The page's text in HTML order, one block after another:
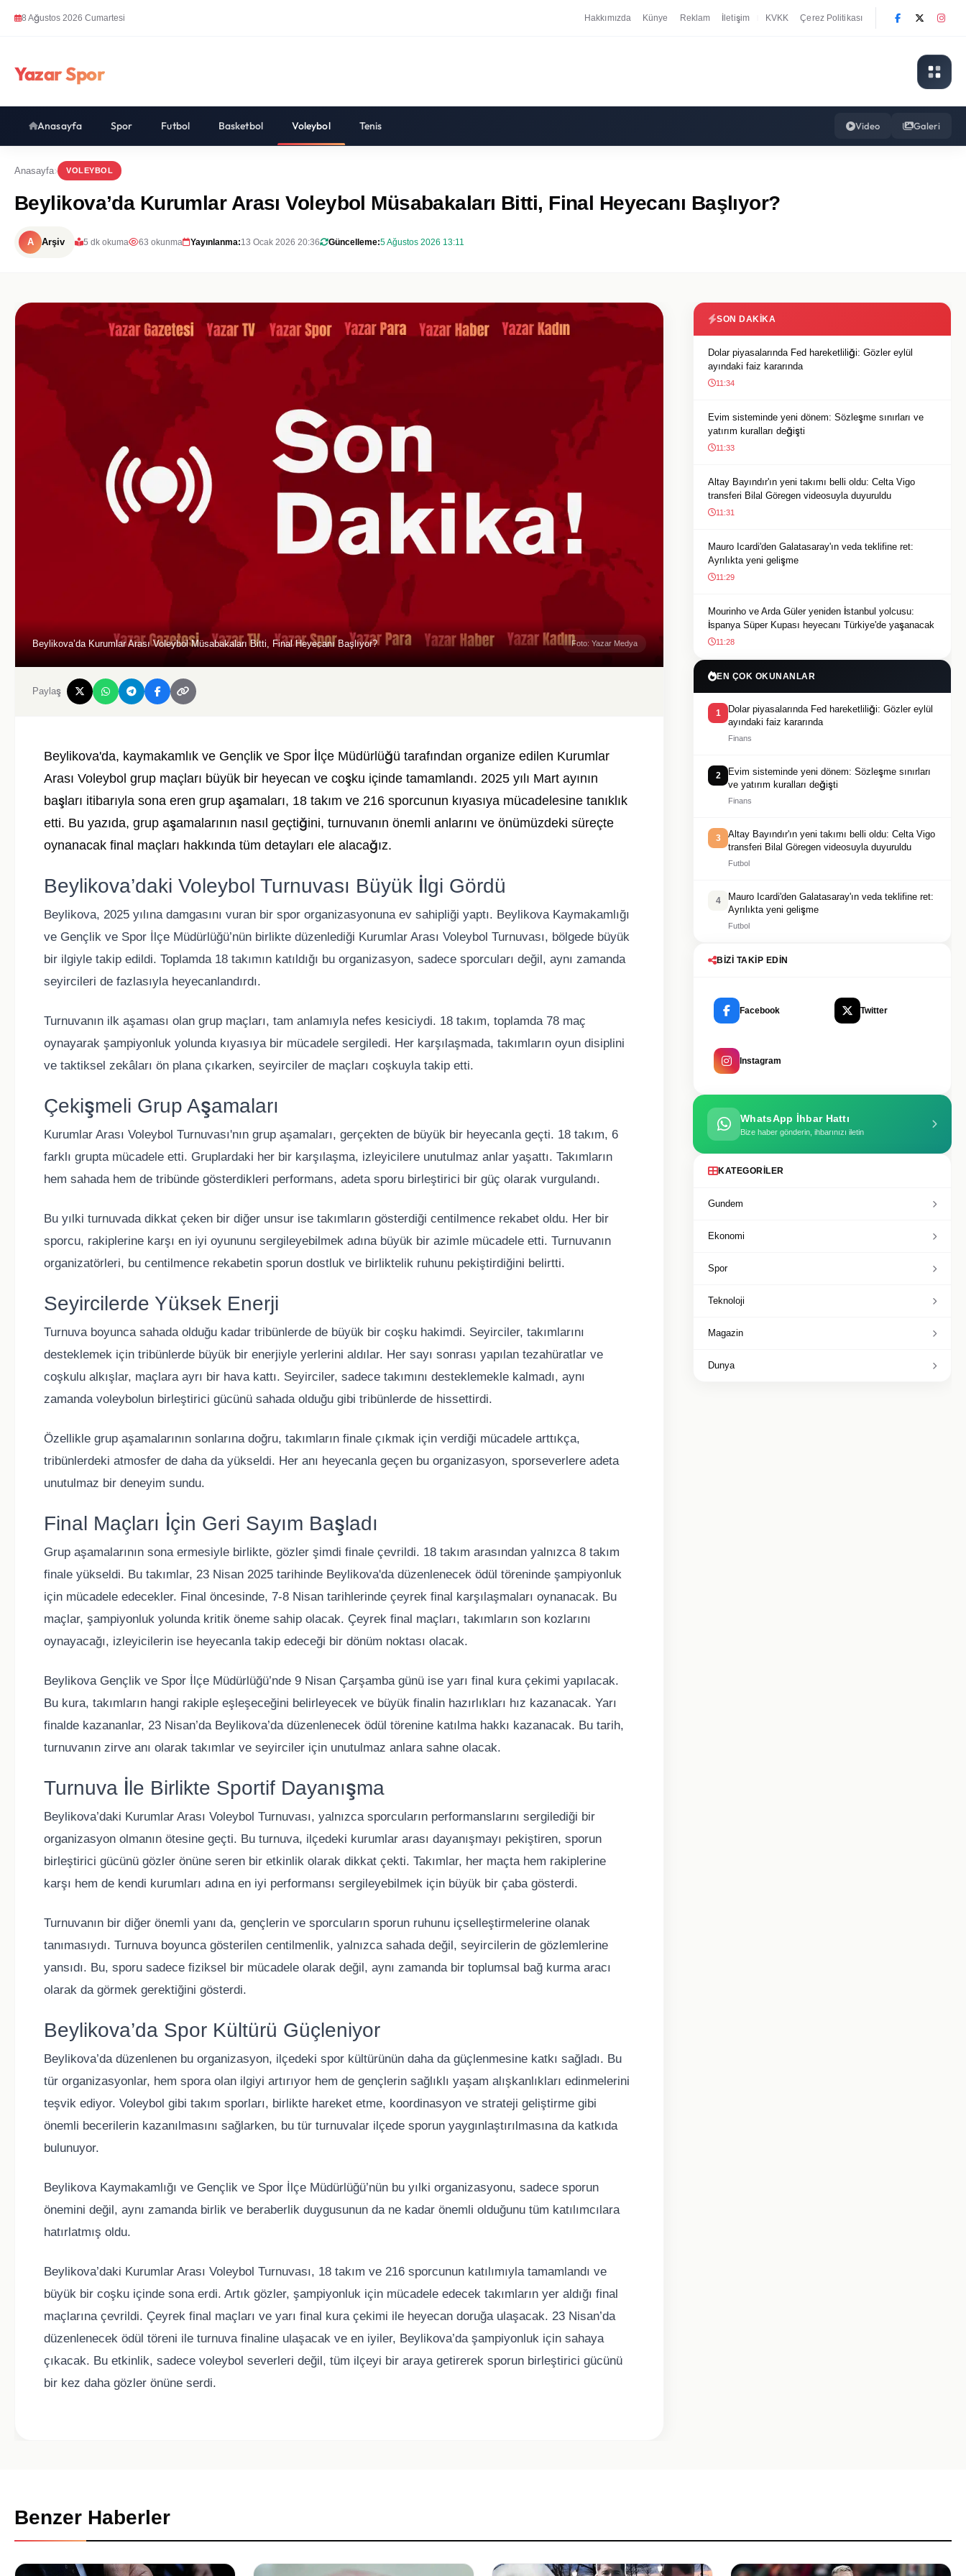
8 Ağustos 2026 Cumartesi Hakkımızda Künye Reklam İletişim KVKK Çerez Politikası
Yazar Spor
Anasayfa Spor Futbol Basketbol Voleybol Tenis Video Galeri
Anasayfa VOLEYBOL
Beylikova’da Kurumlar Arası Voleybol Müsabakaları Bitti, Final Heyecanı Başlıyor?
A Arşiv 5 dk okuma 63 okunma Yayınlanma:13 Ocak 2026 20:36 Güncelleme:5 Ağustos 2026 13:11
Beylikova’da Kurumlar Arası Voleybol Müsabakaları Bitti, Final Heyecanı Başlıyor? Foto: Yazar Medya
Paylaş
Beylikova'da, kaymakamlık ve Gençlik ve Spor İlçe Müdürlüğü tarafından organize edilen Kurumlar
Arası Voleybol grup maçları büyük bir heyecan ve coşku içinde tamamlandı. 2025 yılı Mart ayının
başları itibarıyla sona eren grup aşamaları, 18 takım ve 216 sporcunun kıyasıya mücadelesine tanıklık
etti. Bu yazıda, grup aşamalarının nasıl geçtiğini, turnuvanın önemli anlarını ve önümüzdeki süreçte
oynanacak final maçları hakkında tüm detayları ele alacağız.
Beylikova’daki Voleybol Turnuvası Büyük İlgi Gördü
Beylikova, 2025 yılına damgasını vuran bir spor organizasyonuna ev sahipliği yaptı. Beylikova Kaymakamlığı
ve Gençlik ve Spor İlçe Müdürlüğü’nün birlikte düzenlediği Kurumlar Arası Voleybol Turnuvası, bölgede büyük
bir ilgiyle takip edildi. Toplamda 18 takımın katıldığı bu organizasyon, sadece sporcuları değil, aynı zamanda
seyircileri de fazlasıyla heyecanlandırdı.
Turnuvanın ilk aşaması olan grup maçları, tam anlamıyla nefes kesiciydi. 18 takım, toplamda 78 maç
oynayarak şampiyonluk yolunda kıyasıya bir mücadele sergiledi. Her karşılaşmada, takımların oyun disiplini
ve taktiksel zekâları ön plana çıkarken, seyirciler de maçları coşkuyla takip etti.
Çekişmeli Grup Aşamaları
Kurumlar Arası Voleybol Turnuvası'nın grup aşamaları, gerçekten de büyük bir heyecanla geçti. 18 takım, 6
farklı grupta mücadele etti. Gruplardaki her bir karşılaşma, izleyicilere unutulmaz anlar yaşattı. Takımların
hem sahada hem de tribünde gösterdikleri performans, adeta sporu birleştirici bir güç olarak vurgulandı.
Bu yılki turnuvada dikkat çeken bir diğer unsur ise takımların gösterdiği centilmence rekabet oldu. Her bir
sporcu, rakiplerine karşı en iyi oyununu sergileyebilmek adına büyük bir azimle mücadele etti. Turnuvanın
organizatörleri, bu centilmence rekabetin sporun dostluk ve birliktelik ruhunu pekiştirdiğini belirtti.
Seyircilerde Yüksek Enerji
Turnuva boyunca sahada olduğu kadar tribünlerde de büyük bir coşku hakimdi. Seyirciler, takımlarını
desteklemek için tribünlerde büyük bir enerjiyle yerlerini aldılar. Her sayı sonrası yapılan tezahüratlar ve
coşkulu alkışlar, maçlara ayrı bir hava kattı. Seyirciler, sadece takımını desteklemekle kalmadı, aynı
zamanda voleybolun birleştirici gücünü sahada olduğu gibi tribünlerde de hissettirdi.
Özellikle grup aşamalarının sonlarına doğru, takımların finale çıkmak için verdiği mücadele arttıkça,
tribünlerdeki atmosfer de daha da yükseldi. Her anı heyecanla geçen bu organizasyon, sporseverlere adeta
unutulmaz bir deneyim sundu.
Final Maçları İçin Geri Sayım Başladı
Grup aşamalarının sona ermesiyle birlikte, gözler şimdi finale çevrildi. 18 takım arasından yalnızca 8 takım
finale yükseldi. Bu takımlar, 23 Nisan 2025 tarihinde Beylikova'da düzenlenecek ödül töreninde şampiyonluk
için mücadele edecekler. Final öncesinde, 7-8 Nisan tarihlerinde çeyrek final karşılaşmaları oynanacak. Bu
maçlar, şampiyonluk yolunda kritik öneme sahip olacak. Çeyrek final maçları, takımların son kozlarını
oynayacağı, izleyicilerin ise heyecanla takip edeceği bir dönüm noktası olacak.
Beylikova Gençlik ve Spor İlçe Müdürlüğü’nde 9 Nisan Çarşamba günü ise yarı final kura çekimi yapılacak.
Bu kura, takımların hangi rakiple eşleşeceğini belirleyecek ve büyük finalin hazırlıkları hız kazanacak. Yarı
finalde kazananlar, 23 Nisan’da Beylikova’da düzenlenecek ödül törenine katılma hakkı kazanacak. Bu tarih,
turnuvanın zirve anı olarak takımlar ve seyirciler için unutulmaz anlara sahne olacak.
Turnuva İle Birlikte Sportif Dayanışma
Beylikova’daki Kurumlar Arası Voleybol Turnuvası, yalnızca sporcuların performanslarını sergilediği bir
organizasyon olmanın ötesine geçti. Bu turnuva, ilçedeki kurumlar arası dayanışmayı pekiştiren, sporun
birleştirici gücünü gözler önüne seren bir etkinlik olarak dikkat çekti. Takımlar, her maçta hem rakiplerine
karşı hem de kendi kurumları adına en iyi performansı sergileyebilmek için büyük bir çaba gösterdi.
Turnuvanın bir diğer önemli yanı da, gençlerin ve sporcuların sporun ruhunu içselleştirmelerine olanak
tanımasıydı. Turnuva boyunca gösterilen centilmenlik, yalnızca sahada değil, seyircilerin de gözlemlerine
yansıdı. Bu, sporu sadece fiziksel bir mücadele olarak değil, aynı zamanda bir toplumsal bağ kurma aracı
olarak da görmek gerektiğini gösterdi.
Beylikova’da Spor Kültürü Güçleniyor
Beylikova’da düzenlenen bu organizasyon, ilçedeki spor kültürünün daha da güçlenmesine katkı sağladı. Bu
tür organizasyonlar, hem spora olan ilgiyi artırıyor hem de gençlerin sağlıklı yaşam alışkanlıkları edinmelerini
teşvik ediyor. Voleybol gibi takım sporları, birlikte hareket etme, koordinasyon ve strateji geliştirme gibi
önemli becerilerin kazanılmasını sağlarken, bu tür turnuvalar ilçede sporun yaygınlaştırılmasına da katkıda
bulunuyor.
Beylikova Kaymakamlığı ve Gençlik ve Spor İlçe Müdürlüğü’nün bu yılki organizasyonu, sadece sporun
önemini değil, aynı zamanda birlik ve beraberlik duygusunun da ne kadar önemli olduğunu tüm katılımcılara
hatırlatmış oldu.
Beylikova’daki Kurumlar Arası Voleybol Turnuvası, 18 takım ve 216 sporcunun katılımıyla tamamlandı ve
büyük bir coşku içinde sona erdi. Artık gözler, şampiyonluk için mücadele edecek takımların yer aldığı final
maçlarına çevrildi. Çeyrek final maçları ve yarı final kura çekimi ile heyecan doruğa ulaşacak. 23 Nisan’da
düzenlenecek ödül töreni ile turnuva finaline ulaşacak ve en iyiler, Beylikova’da şampiyonluk için sahaya
çıkacak. Bu etkinlik, sadece voleybol severleri değil, tüm ilçeyi bir araya getirerek sporun birleştirici gücünü
bir kez daha gözler önüne serdi.
SON DAKIKA
Dolar piyasalarında Fed hareketliliği: Gözler eylül
ayındaki faiz kararında
11:34
Evim sisteminde yeni dönem: Sözleşme sınırları ve
yatırım kuralları değişti
11:33
Altay Bayındır'ın yeni takımı belli oldu: Celta Vigo
transferi Bilal Göregen videosuyla duyuruldu
11:31
Mauro Icardi'den Galatasaray'ın veda teklifine ret:
Ayrılıkta yeni gelişme
11:29
Mourinho ve Arda Güler yeniden İstanbul yolcusu:
İspanya Süper Kupası heyecanı Türkiye'de yaşanacak
11:28
EN ÇOK OKUNANLAR
1
Dolar piyasalarında Fed hareketliliği: Gözler eylül
ayındaki faiz kararında
Finans
2
Evim sisteminde yeni dönem: Sözleşme sınırları
ve yatırım kuralları değişti
Finans
3
Altay Bayındır'ın yeni takımı belli oldu: Celta Vigo
transferi Bilal Göregen videosuyla duyuruldu
Futbol
4
Mauro Icardi'den Galatasaray'ın veda teklifine ret:
Ayrılıkta yeni gelişme
Futbol
BIZI TAKIP EDIN
Facebook Twitter
Instagram
WhatsApp İhbar Hattı
Bize haber gönderin, ihbarınızı iletin
KATEGORILER
Gundem
Ekonomi
Spor
Teknoloji
Magazin
Dunya
Benzer Haberler